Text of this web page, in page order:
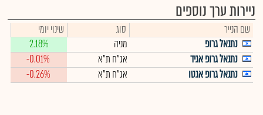
ניירות ערך נוספים
שם הנייר סוג
שינוי יומי
נתנאל גרופ
מניה
2.18%
נתנאל גרופ אגיד
אג"ח ת"א
-0.01%
נתנאל גרופ אגטו
אג"ח ת"א -0.26%